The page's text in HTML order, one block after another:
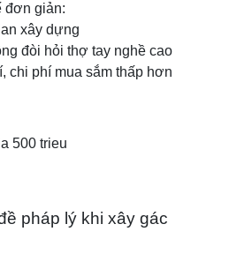
đơn giản:
xây dựng
đòi hỏi thợ tay nghề cao
chi phí mua sắm thấp hơn
pháp lý khi xây gác